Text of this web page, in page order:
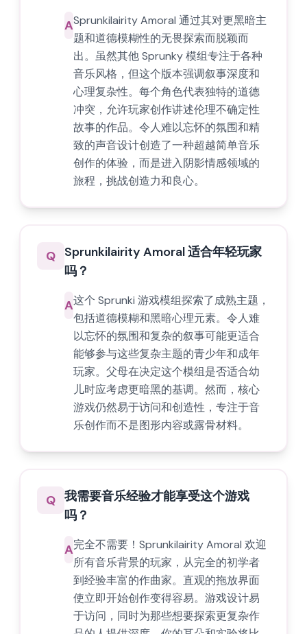
ASprunkilairity Amoral 通过其对更黑暗主
题和道德模糊性的无畏探索而脱颖而
出。虽然其他 Sprunky 模组专注于各种
音乐风格，但这个版本强调叙事深度和
心理复杂性。每个角色代表独特的道德
冲突，允许玩家创作讲述伦理不确定性
故事的作品。令人难以忘怀的氛围和精
致的声音设计创造了一种超越简单音乐
创作的体验，而是进入阴影情感领域的
旅程，挑战创造力和良心。
Q Sprunkilairity Amoral 适合年轻玩家
吗？
A这个 Sprunki 游戏模组探索了成熟主题，
包括道德模糊和黑暗心理元素。令人难
以忘怀的氛围和复杂的叙事可能更适合
能够参与这些复杂主题的青少年和成年
玩家。父母在决定这个模组是否适合幼
儿时应考虑更暗黑的基调。然而，核心
游戏仍然易于访问和创造性，专注于音
乐创作而不是图形内容或露骨材料。
Q 我需要音乐经验才能享受这个游戏
吗？
A完全不需要！Sprunkilairity Amoral 欢迎
所有音乐背景的玩家，从完全的初学者
到经验丰富的作曲家。直观的拖放界面
使立即开始创作变得容易。游戏设计易
于访问，同时为那些想要探索更复杂作